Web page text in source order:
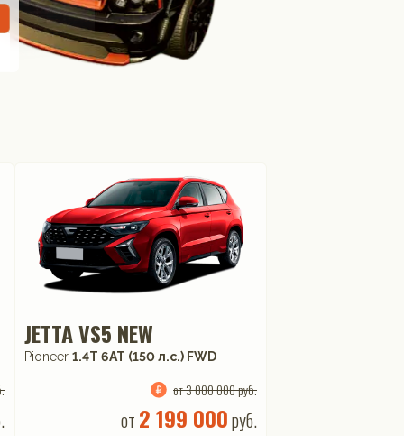
JETTA VS5 NEW
Pioneer 1.4T 6AT (150 л.с.) FWD
от 3 000 000 руб.
от 2 199 000руб.